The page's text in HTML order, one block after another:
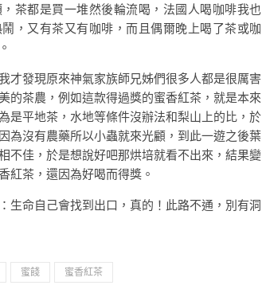
茶都是買一堆然後輪流喝，法國人喝咖啡我也
，又有茶又有咖啡，而且偶爾晚上喝了茶或咖
才發現原來神氣家族師兄姊們很多人都是很厲害
的茶農，例如這款得過獎的蜜香紅茶，就是本來
是平地茶，水地等條件沒辦法和梨山上的比，於
為沒有農藥所以小蟲就來光顧，到此一遊之後葉
不佳，於是想說好吧那烘培就看不出來，結果變
紅茶，還因為好喝而得獎。
生命自己會找到出口，真的！此路不通，別有洞
蜜餞 蜜香紅茶